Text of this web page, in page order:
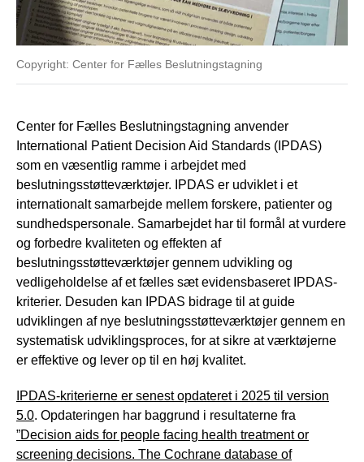
Copyright: Center for Fælles Beslutningstagning
Center for Fælles Beslutningstagning anvender
International Patient Decision Aid Standards (IPDAS)
som en væsentlig ramme i arbejdet med
beslutningsstøtteværktøjer. IPDAS er udviklet i et
internationalt samarbejde mellem forskere, patienter og
sundhedspersonale. Samarbejdet har til formål at vurdere
og forbedre kvaliteten og effekten af
beslutningsstøtteværktøjer gennem udvikling og
vedligeholdelse af et fælles sæt evidensbaseret IPDAS-
kriterier. Desuden kan IPDAS bidrage til at guide
udviklingen af nye beslutningsstøtteværktøjer gennem en
systematisk udviklingsproces, for at sikre at værktøjerne
er effektive og lever op til en høj kvalitet.
IPDAS-kriterierne er senest opdateret i 2025 til version
5.0. Opdateringen har baggrund i resultaterne fra
”Decision aids for people facing health treatment or
screening decisions. The Cochrane database of